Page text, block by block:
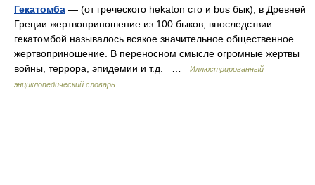
Гекатомба — (от греческого hekaton сто и bus бык), в Древней
Греции жертвоприношение из 100 быков; впоследствии
гекатомбой называлось всякое значительное общественное
жертвоприношение. В переносном смысле огромные жертвы
войны, террора, эпидемии и т.д. …
Иллюстрированный
энциклопедический словарь